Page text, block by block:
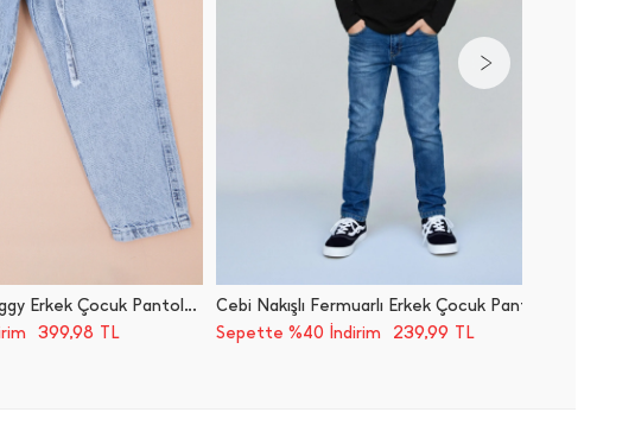
Beli Bağlamalı Baggy Erkek Çocuk Pantolon
399,98 TL
Sepette %40 İndirim
239,99 TL